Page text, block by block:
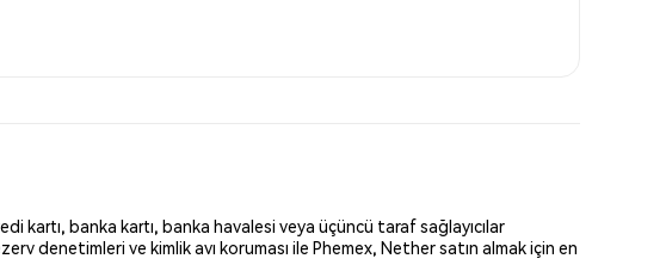
kartı, banka kartı, banka havalesi veya üçüncü taraf sağlayıcılar
denetimleri ve kimlik avı koruması ile Phemex, Nether satın almak için en